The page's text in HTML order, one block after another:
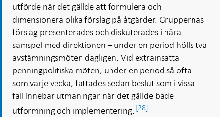
utförde när det gällde att formulera och
dimensionera olika förslag på åtgärder. Gruppernas
förslag presenterades och diskuterades i nära
samspel med direktionen – under en period hölls två
avstämningsmöten dagligen. Vid extrainsatta
penningpolitiska möten, under en period så ofta
som varje vecka, fattades sedan beslut som i vissa
fall innebar utmaningar när det gällde både
utformning och implementering. [28]